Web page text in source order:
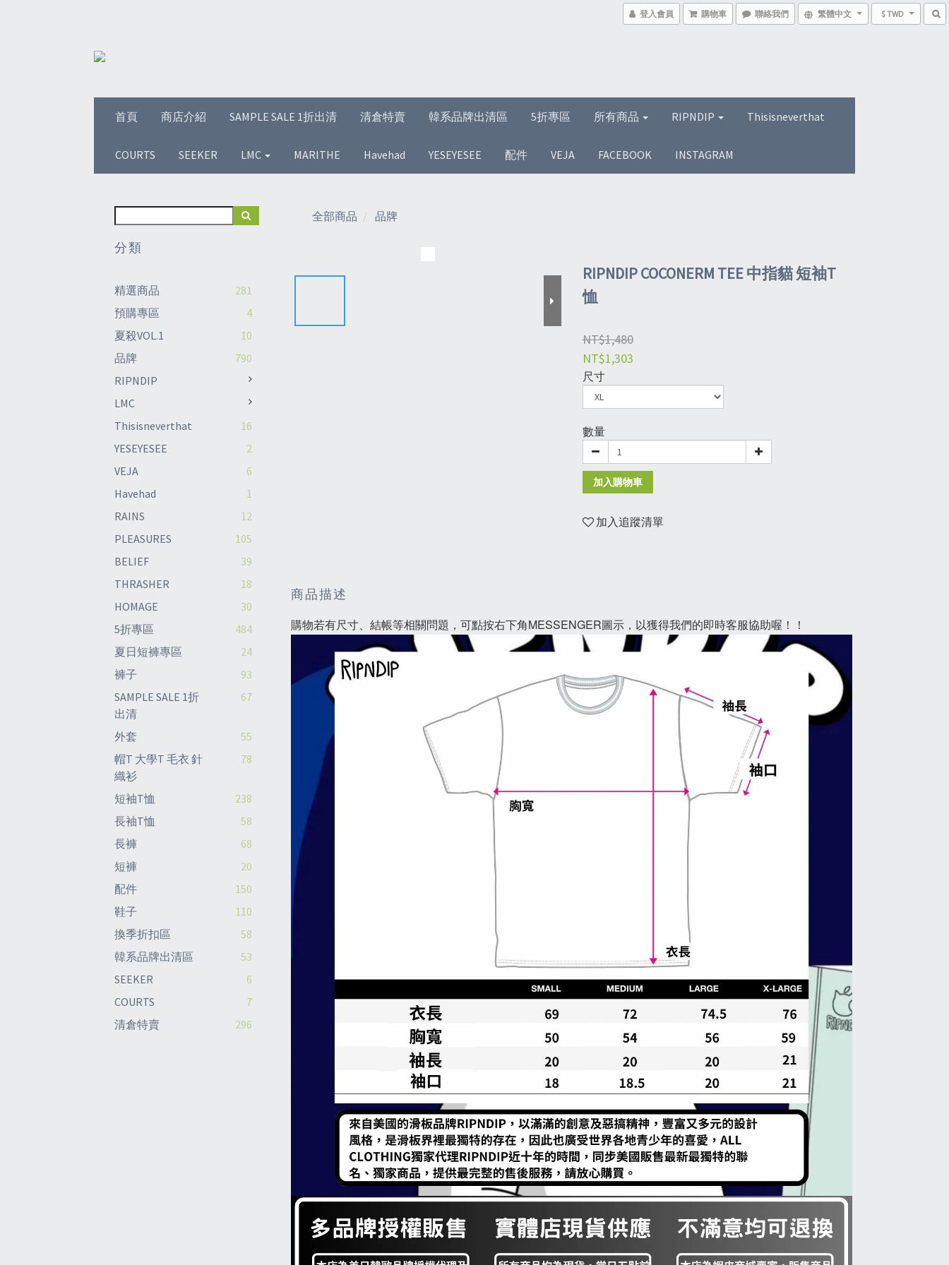
登入會員 購物車 聯絡我們 繁體中文 $ TWD
首頁 商店介紹 SAMPLE SALE 1折出清 清倉特賣 韓系品牌出清區 5折專區 所有商品 RIPNDIP Thisisneverthat
COURTS SEEKER LMC MARITHE Havehad YESEYESEE 配件 VEJA FACEBOOK INSTAGRAM
分類
精選商品
281
預購專區
4
夏殺VOL.1
10
品牌
790
RIPNDIP
LMC
Thisisneverthat
16
YESEYESEE
2
VEJA
6
Havehad
1
RAINS
12
PLEASURES
105
BELIEF
39
THRASHER
18
HOMAGE
30
5折專區
484
夏日短褲專區
24
褲子
93
SAMPLE SALE 1折
出清
67
外套
55
帽T 大學T 毛衣 針
織衫
78
短袖T恤
238
長袖T恤
58
長褲
68
短褲
20
配件
150
鞋子
110
換季折扣區
58
韓系品牌出清區
53
SEEKER
6
COURTS
7
清倉特賣
296
全部商品 品牌
RIPNDIP COCONERM TEE 中指貓 短袖T
恤
NT$1,480
NT$1,303
尺寸
數量
加入購物車
加入追蹤清單
商品描述
購物若有尺寸、結帳等相關問題，可點按右下角MESSENGER圖示，以獲得我們的即時客服協助喔！！